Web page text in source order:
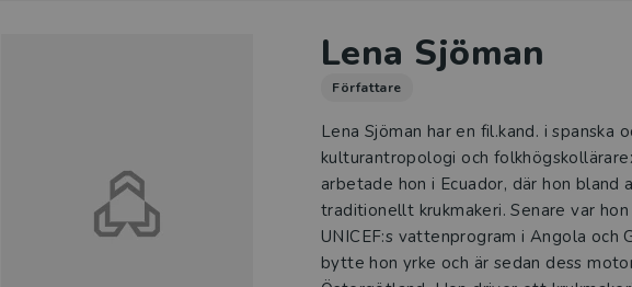
Lena Sjöman
Författare
Lena Sjöman har en fil.kand. i spanska
kulturantropologi och
arbetade hon i Ecuador, där hon bland
traditionellt krukmakeri. Senare var
UNICEF:s vattenprogram i Angola och
bytte hon yrke och är sedan dess